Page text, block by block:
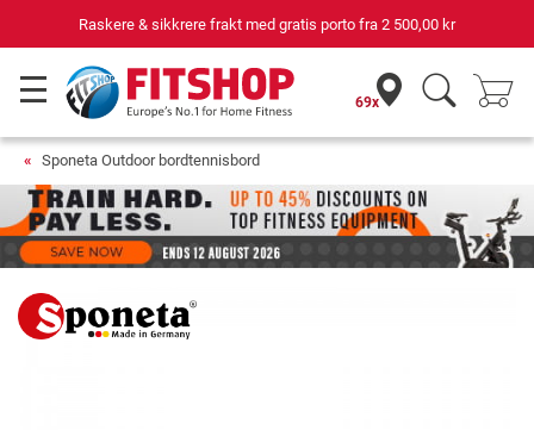
Raskere & sikkrere frakt med gratis porto fra 2 500,00 kr
69x
Sponeta Outdoor bordtennisbord